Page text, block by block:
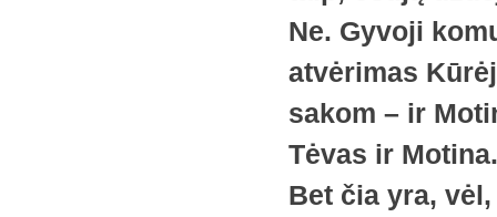
Ne. Gyvoji
atvėrimas
sakom – ir
Tėvas ir
Bet čia yra,